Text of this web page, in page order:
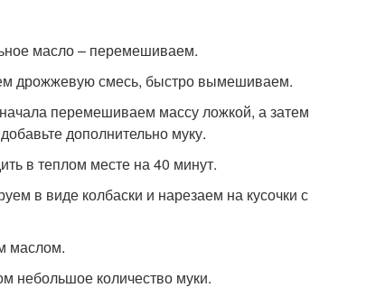
масло – перемешиваем.
дрожжевую смесь, быстро вымешиваем.
перемешиваем массу ложкой, а затем
дополнительно муку.
в теплом месте на 40 минут.
в виде колбаски и нарезаем на кусочки с
маслом.
небольшое количество муки.